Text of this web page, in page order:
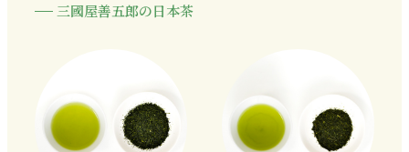
三國屋善五郎の日本茶